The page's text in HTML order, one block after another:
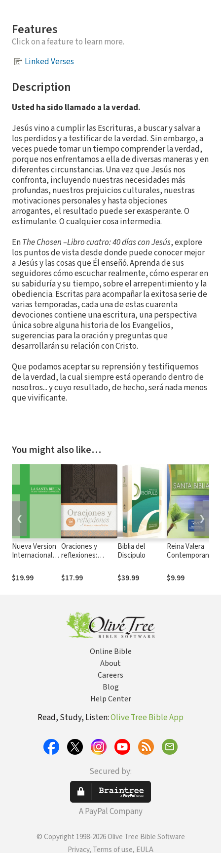
Features
Click on a feature to learn more.
Linked Verses
Description
Usted ha sido llamado a la verdad.
Jesús vino a cumplir las Escrituras, a buscar y salvar a
los perdidos y a testificar de la verdad. Sin embargo, a
veces puede tomar un tiempo comprender la verdad,
porque nos enfrentamos a ella de diversas maneras y en
diferentes circunstancias. Una vez que Jesús nos
confronta, incluyendo nuestras necesidades más
profundas, nuestros prejuicios culturales, nuestras
motivaciones personales y hasta objeciones
arrogantes, el resultado puede ser exasperante. O
estimulante. O cualquier cosa intermedia.
EnThe Chosen–Libro cuatro: 40 días con Jesús, explore
los puntos de vista desde donde puede conocer mejor
a Jesús y las cosas que Él enseñó. Aprenda de sus
seguidores cómo escuchar realmente, cómo esperar en
su sabiduría y su tiempo, sobre el arrepentimiento y la
obediencia. Escritas para acompañar la exitosa serie de
varias temporadas, cada una de estas cuarenta
devociones contiene una escritura, una perspectiva
única sobre alguna historia de los Evangelios,
sugerencias para la oración y preguntas que
desarrollarán su relación con Cristo.
Que podamos aceptar su reprensión y testifiquemos
de la verdad, la cual siempre está operando dentro de
nosotros... y cuyo resultado, de hecho, será nada menos
que vivificante.
You might also like…
Nueva Version
Internacional
$19.99
Oraciones y
reflexiones:
voluntad de Dios
$17.99
Biblia del
Discipulo
$39.99
Reina Valera
Contemporanea
$9.99
❮ ❯
Online Bible
About
Careers
Blog
Help Center
Read, Study, Listen:Olive Tree Bible App
Secured by:
A PayPal Company
© Copyright 1998-2026 Olive Tree Bible Software
Privacy, Terms of use, EULA